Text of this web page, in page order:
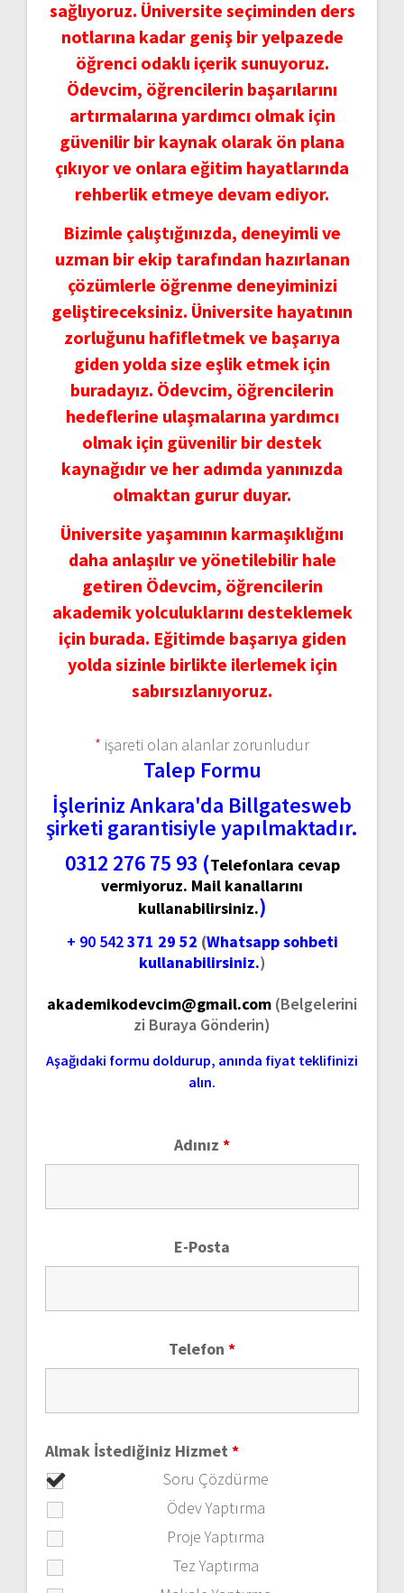
sağlıyoruz. Üniversite seçiminden ders
notlarına kadar geniş bir yelpazede
öğrenci odaklı içerik sunuyoruz.
Ödevcim, öğrencilerin başarılarını
artırmalarına yardımcı olmak için
güvenilir bir kaynak olarak ön plana
çıkıyor ve onlara eğitim hayatlarında
rehberlik etmeye devam ediyor.
Bizimle çalıştığınızda, deneyimli ve
uzman bir ekip tarafından hazırlanan
çözümlerle öğrenme deneyiminizi
geliştireceksiniz. Üniversite hayatının
zorluğunu hafifletmek ve başarıya
giden yolda size eşlik etmek için
buradayız. Ödevcim, öğrencilerin
hedeflerine ulaşmalarına yardımcı
olmak için güvenilir bir destek
kaynağıdır ve her adımda yanınızda
olmaktan gurur duyar.
Üniversite yaşamının karmaşıklığını
daha anlaşılır ve yönetilebilir hale
getiren Ödevcim, öğrencilerin
akademik yolculuklarını desteklemek
için burada. Eğitimde başarıya giden
yolda sizinle birlikte ilerlemek için
sabırsızlanıyoruz.
* işareti olan alanlar zorunludur
Talep Formu
İşleriniz Ankara'da Billgatesweb
şirketi garantisiyle yapılmaktadır.
0312 276 75 93 (Telefonlara cevap
vermiyoruz. Mail kanallarını
kullanabilirsiniz.)
+ 90 542371 29 52 (Whatsapp sohbeti
kullanabilirsiniz.)
akademikodevcim@gmail.com (Belgelerini
zi Buraya Gönderin)
Aşağıdaki formu doldurup, anında fiyat teklifinizi
alın.
Adınız *
E-Posta
Telefon *
Almak İstediğiniz Hizmet *
Soru Çözdürme
Ödev Yaptırma
Proje Yaptırma
Tez Yaptırma